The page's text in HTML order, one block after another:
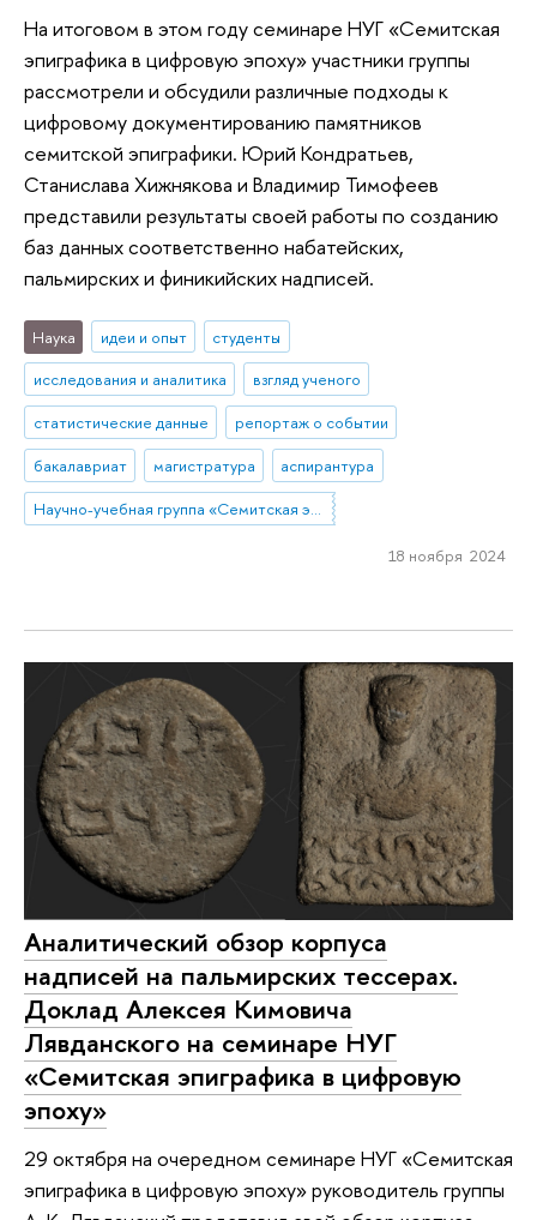
На итоговом в этом году семинаре НУГ «Семитская
эпиграфика в цифровую эпоху» участники группы
рассмотрели и обсудили различные подходы к
цифровому документированию памятников
семитской эпиграфики. Юрий Кондратьев,
Станислава Хижнякова и Владимир Тимофеев
представили результаты своей работы по созданию
баз данных соответственно набатейских,
пальмирских и финикийских надписей.
Наука идеи и опыт
студенты
исследования и аналитика
взгляд ученого
статистические данные
репортаж о событии
бакалавриат
магистратура
аспирантура
Научно-учебная группа «Семитская эпиграфика в цифровую эпоху»
18 ноября 2024
Аналитический обзор корпуса
надписей на пальмирских тессерах.
Доклад Алексея Кимовича
Лявданского на семинаре НУГ
«Семитская эпиграфика в цифровую
эпоху»
29 октября на очередном семинаре НУГ «Семитская
эпиграфика в цифровую эпоху» руководитель группы